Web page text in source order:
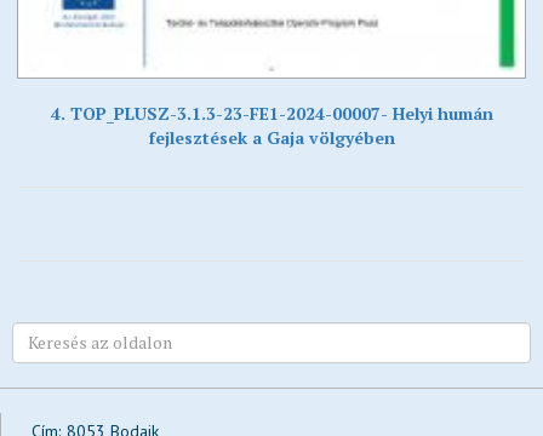
4. TOP_PLUSZ-3.1.3-23-FE1-2024-00007- Helyi humán
fejlesztések a Gaja völgyében
Cím: 8053 Bodajk,